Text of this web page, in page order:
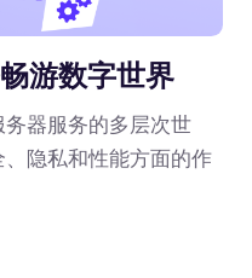
游数字世界
器服务的多层次世
隐私和性能方面的作